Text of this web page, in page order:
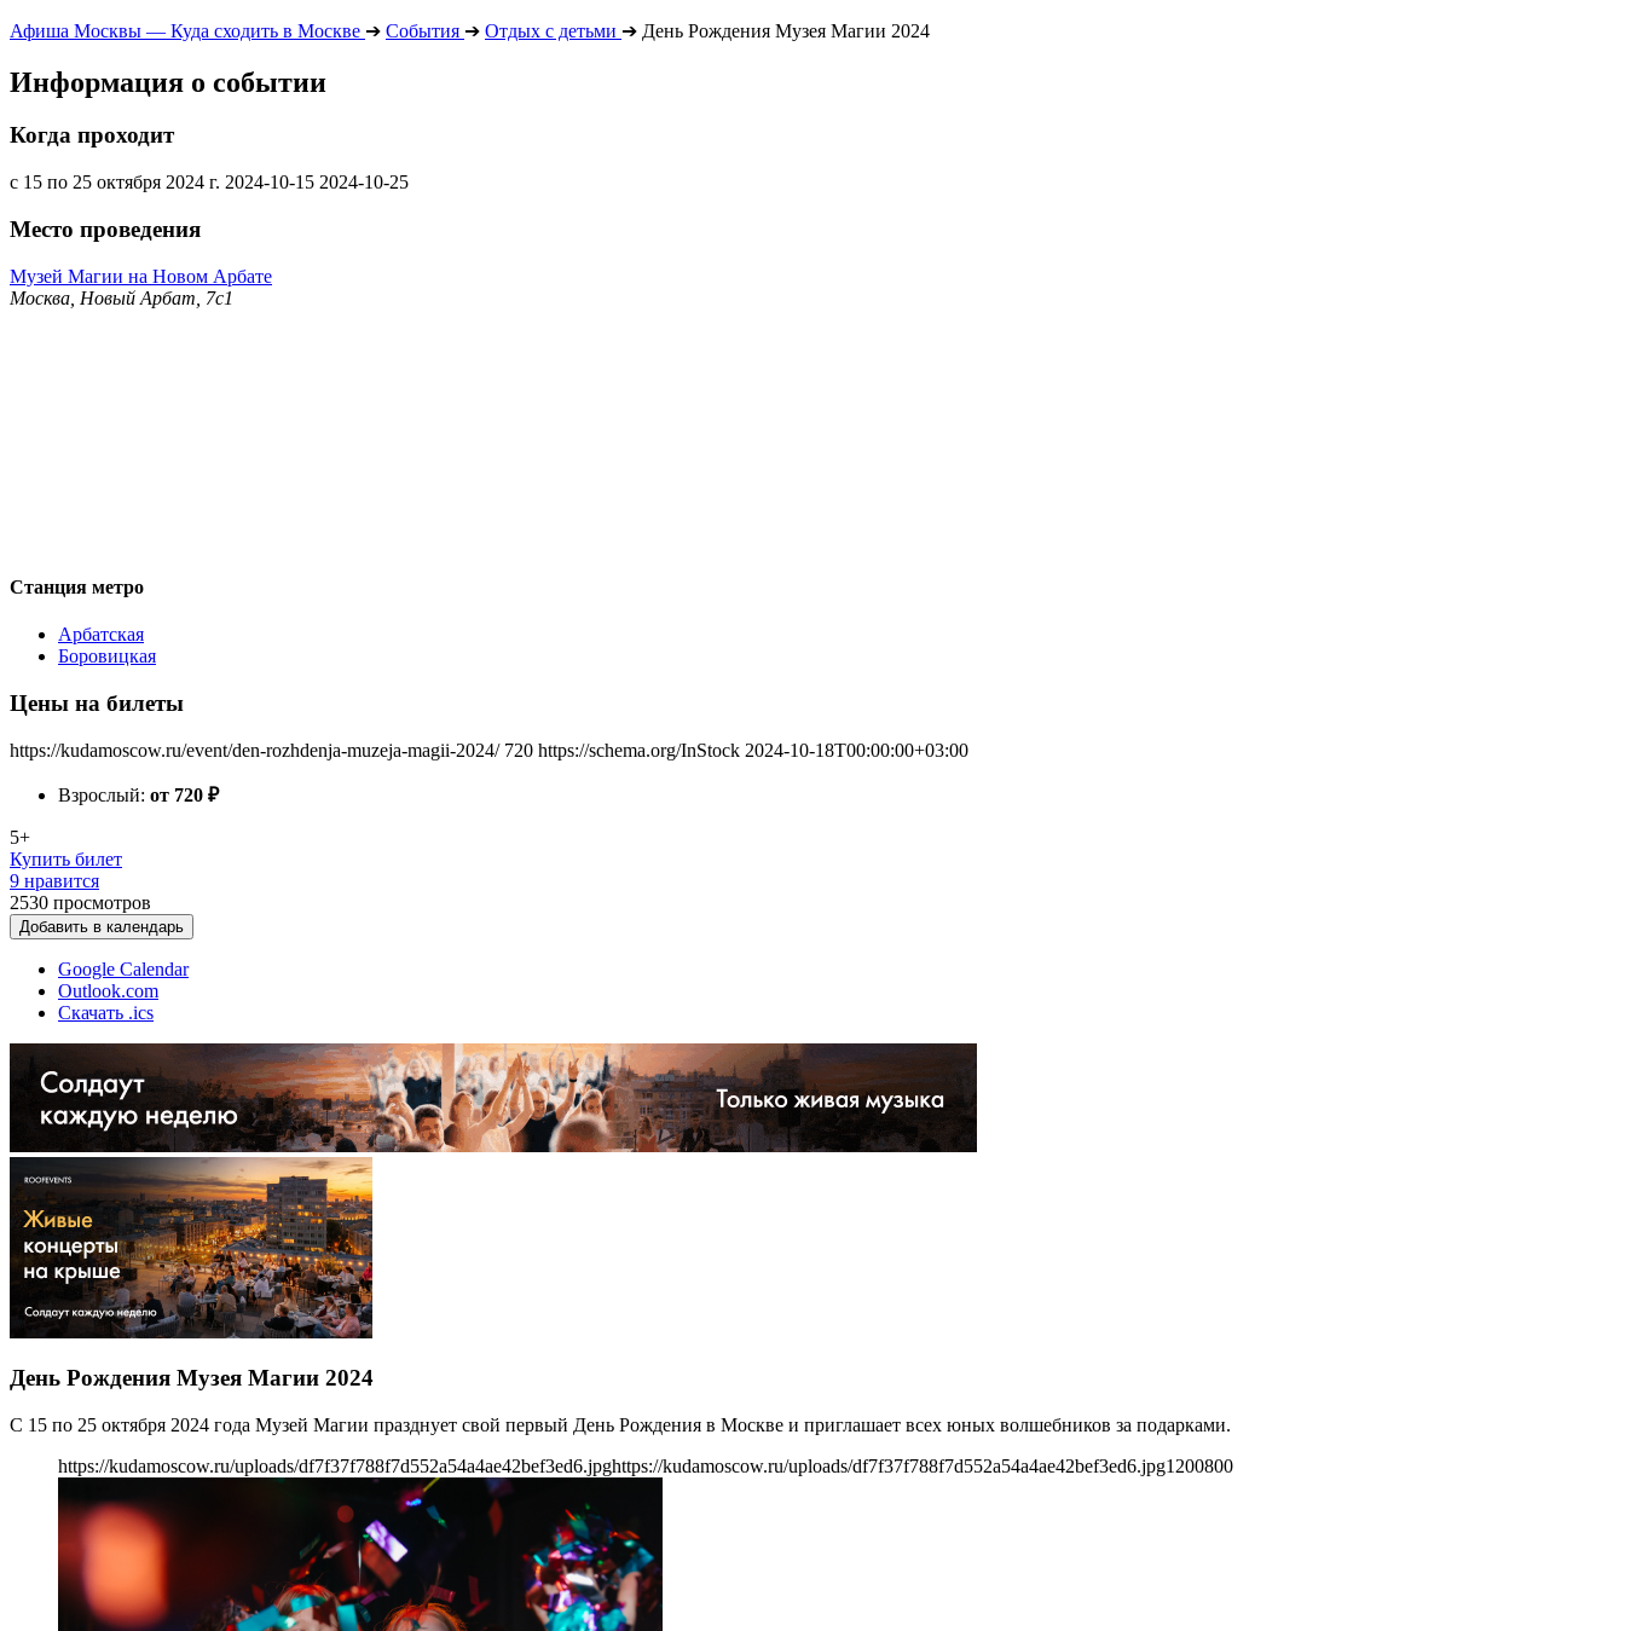
Афиша Москвы — Куда сходить в Москве ➔ События ➔ Отдых с детьми ➔ День Рождения Музея Магии 2024
Информация о событии
Когда проходит
с 15 по 25 октября 2024 г. 2024-10-15 2024-10-25
Место проведения
Музей Магии на Новом Арбате
Москва, Новый Арбат, 7с1
Станция метро
Арбатская
Боровицкая
Цены на билеты
https://kudamoscow.ru/event/den-rozhdenja-muzeja-magii-2024/ 720 https://schema.org/InStock 2024-10-18T00:00:00+03:00
Взрослый: от 720 ₽
5+
Купить билет
9 нравится
2530 просмотров
Добавить в календарь
Google Calendar
Outlook.com
Скачать .ics
День Рождения Музея Магии 2024
С 15 по 25 октября 2024 года Музей Магии празднует свой первый День Рождения в Москве и приглашает всех юных волшебников за подарками.
https://kudamoscow.ru/uploads/df7f37f788f7d552a54a4ae42bef3ed6.jpghttps://kudamoscow.ru/uploads/df7f37f788f7d552a54a4ae42bef3ed6.jpg1200800